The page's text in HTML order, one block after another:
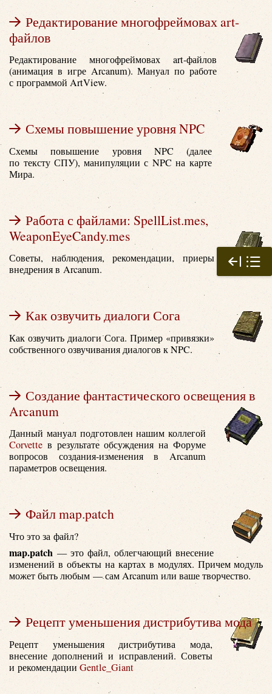
Редактирование многофреймовах art-
файлов
Редактирование многофреймовах art-файлов
(анимация в игре Arcanum). Мануал по работе
с программой ArtView.
Схемы повышение уровня NPC
Схемы повышение уровня NPC (далее
по тексту СПУ), манипуляции с NPC на карте
Мира.
Работа с файлами: SpellList.mes,
WeaponEyeCandy.mes
Советы, наблюдения, рекомендации, приеры
внедрения в Arcanum.
Как озвучить диалоги Сога
Как озвучить диалоги Сога. Пример «привязки»
собственного озвучивания диалогов к NPC.
Создание фантастического освещения в
Arcanum
Данный мануал подготовлен нашим коллегой
Corvette в результате обсуждения на Форуме
вопросов создания-изменения в Arcanum
параметров освещения.
Файл map.patch
Что это за файл?
map.patch — это файл, облегчающий внесение
изменений в объекты на картах в модулях. Причем модуль
может быть любым — сам Arcanum или ваше творчество.
Рецепт уменьшения дистрибутива мода
Рецепт уменьшения дистрибутива мода,
внесение дополнений и исправлений. Советы
и рекомендации Gentle_Giant